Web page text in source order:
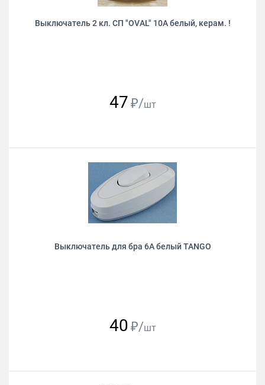
Выключатель 2 кл. СП "OVAL" 10А белый, керам. !
47 ₽/шт
Выключатель для бра 6А белый TANGO
40 ₽/шт